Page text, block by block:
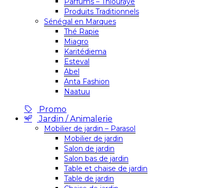
Produits Traditionnels
Sénégal en Marques
Thé Rapie
Miagro
Karitédiema
Esteval
Abel
Anta Fashion
Naatuu
Promo
Jardin / Animalerie
Mobilier de jardin – Parasol
Mobilier de jardin
Salon de jardin
Salon bas de jardin
Table et chaise de jardin
Table de jardin